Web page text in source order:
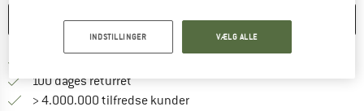
HUSKE SAMMENLIGNE
100 dages returretGå til returretten her Åbnes i en infoboks
> 4.000.000 tilfredse kunder
INDSTILLINGER VÆLG ALLE